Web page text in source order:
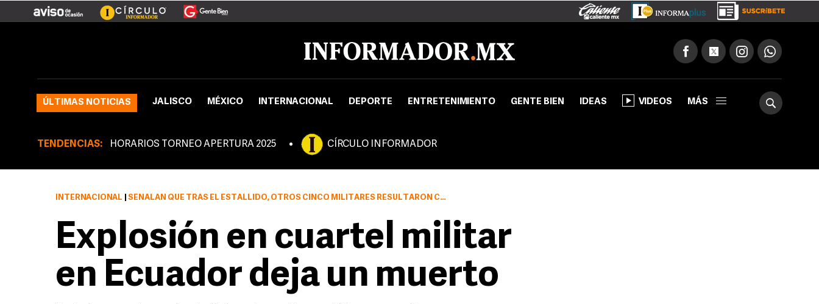
ÚLTIMAS NOTICIAS JALISCO MÉXICO INTERNACIONAL DEPORTE ENTRETENIMIENTO GENTE BIEN IDEAS VIDEOS MÁS
TENDENCIAS: HORARIOS TORNEO APERTURA 2025 CÍRCULO INFORMADOR
INTERNACIONAL SEÑALAN QUE TRAS EL ESTALLIDO, OTROS CINCO MILITARES RESULTARON CON LESIONES
Explosión en cuartel militar
en Ecuador deja un muerto